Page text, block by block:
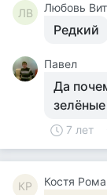
ЛВ Любовь
Редкий
Павел
Да
зелёные
7 лет
КР Костя